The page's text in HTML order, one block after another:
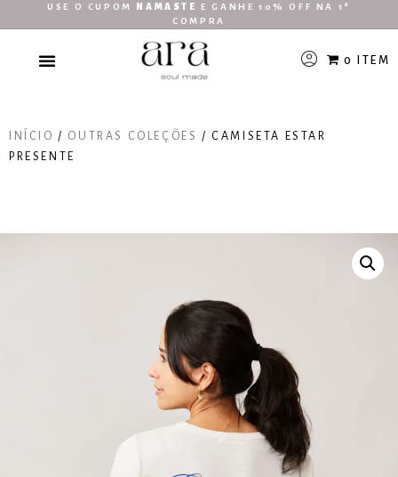
USE O CUPOM NAMASTE
E GANHE 10% OFF NA 1ª
COMPRA
0 ITEM
INÍCIO / OUTRAS COLEÇÕES / CAMISETA ESTAR
PRESENTE